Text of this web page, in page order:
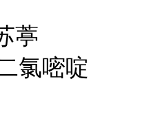
葶
氯嘧啶